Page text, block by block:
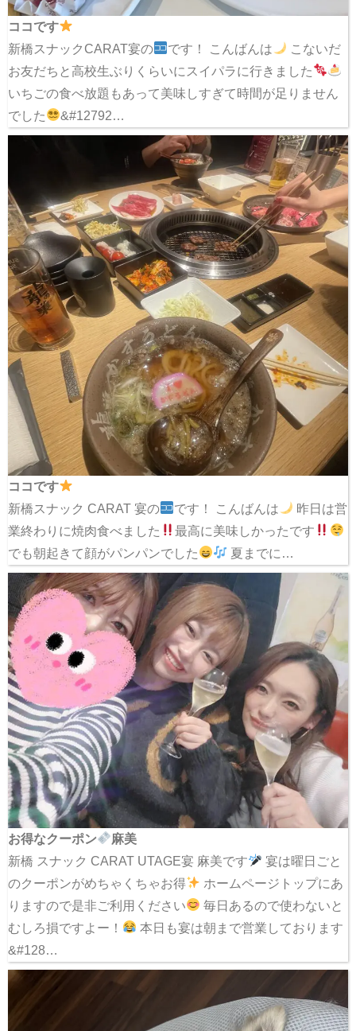
ココです
新橋スナックCARAT宴の
です！ こんばんは
こないだ
お友だちと高校生ぶりくらいにスイパラに行きました
いちごの食べ放題もあって美味しすぎて時間が足りません
でした
&#12792…
ココです
新橋スナック CARAT 宴の
です！ こんばんは
昨日は営
業終わりに焼肉食べました
最高に美味しかったです
でも朝起きて顔がパンパンでした
夏までに…
お得なクーポン
麻美
新橋 スナック CARAT UTAGE宴 麻美です
宴は曜日ごと
のクーポンがめちゃくちゃお得
ホームページトップにあ
りますので是非ご利用ください
毎日あるので使わないと
むしろ損ですよー！
本日も宴は朝まで営業しております
&#128…